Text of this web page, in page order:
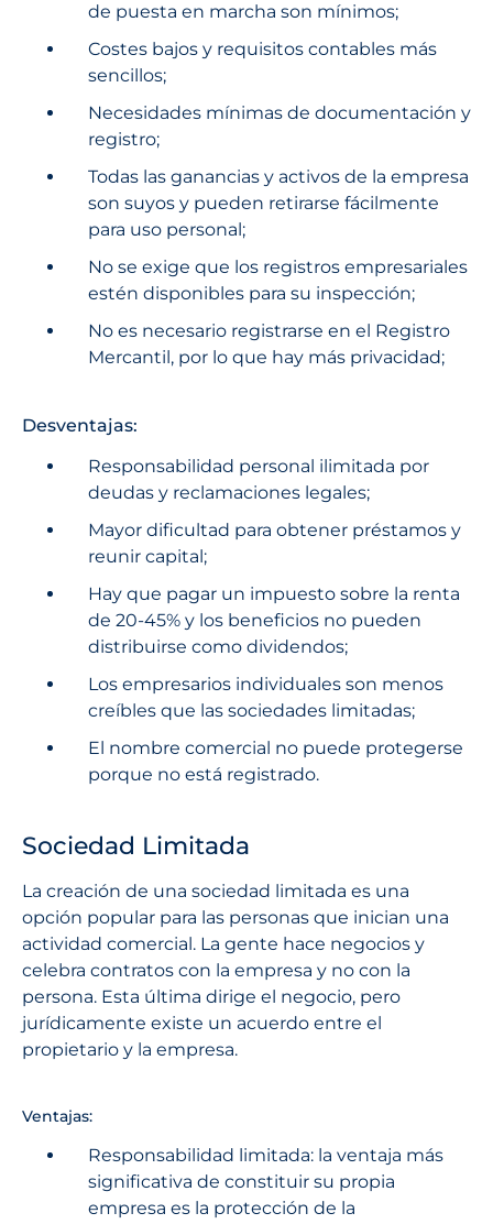
de puesta en marcha son mínimos;
Costes bajos y requisitos contables más
sencillos;
Necesidades mínimas de documentación y
registro;
Todas las ganancias y activos de la empresa
son suyos y pueden retirarse fácilmente
para uso personal;
No se exige que los registros empresariales
estén disponibles para su inspección;
No es necesario registrarse en el Registro
Mercantil, por lo que hay más privacidad;
Desventajas:
Responsabilidad personal ilimitada por
deudas y reclamaciones legales;
Mayor dificultad para obtener préstamos y
reunir capital;
Hay que pagar un impuesto sobre la renta
de 20-45% y los beneficios no pueden
distribuirse como dividendos;
Los empresarios individuales son menos
creíbles que las sociedades limitadas;
El nombre comercial no puede protegerse
porque no está registrado.
Sociedad Limitada
La creación de una sociedad limitada es una
opción popular para las personas que inician una
actividad comercial. La gente hace negocios y
celebra contratos con la empresa y no con la
persona. Esta última dirige el negocio, pero
jurídicamente existe un acuerdo entre el
propietario y la empresa.
Ventajas:
Responsabilidad limitada: la ventaja más
significativa de constituir su propia
empresa es la protección de la